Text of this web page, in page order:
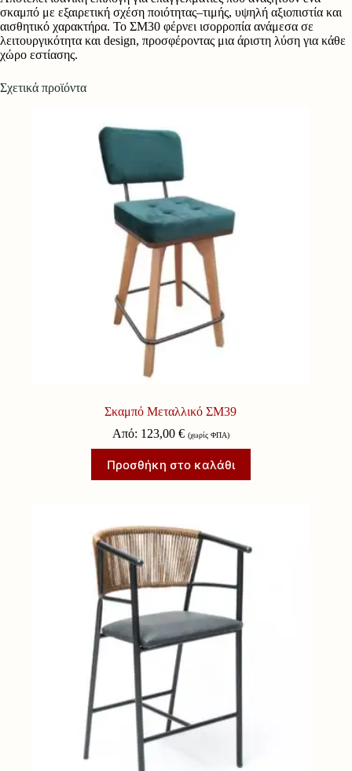
σκαμπό με εξαιρετική σχέση ποιότητας–τιμής, υψηλή αξιοπιστία και
αισθητικό χαρακτήρα. Το ΣΜ30 φέρνει ισορροπία ανάμεσα σε
λειτουργικότητα και design, προσφέροντας μια άριστη λύση για κάθε
χώρο εστίασης.
Σχετικά προϊόντα
Σκαμπό Μεταλλικό ΣΜ39
Από: 123,00 € (χωρίς ΦΠΑ)
Προσθήκη στο καλάθι